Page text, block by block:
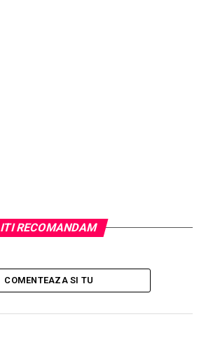
ITI RECOMANDAM
COMENTEAZA SI TU